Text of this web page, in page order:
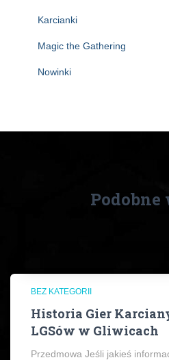
Karcianki
Magic the Gathering
Nowinki
BEZ KATEGORII
Historia Gier
LGSów w Gliwicach
Przedmowa Jeśli jakieś